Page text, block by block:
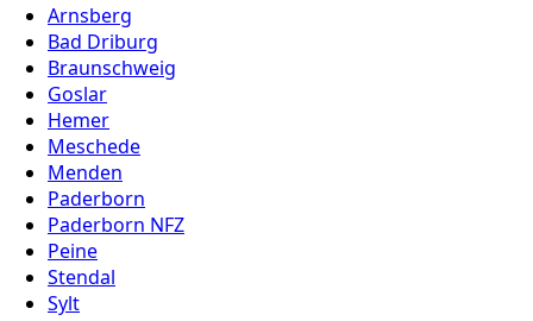
Arnsberg
Bad Driburg
Braunschweig
Goslar
Hemer
Meschede
Menden
Paderborn
Paderborn NFZ
Peine
Stendal
Sylt